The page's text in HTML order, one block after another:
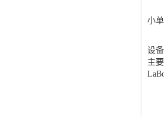
资
小
利
设
主
以